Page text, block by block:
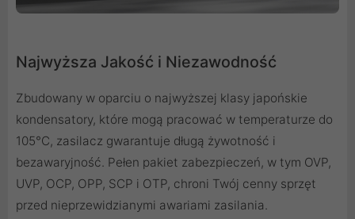
Najwyższa Jakość i Niezawodność
Zbudowany w oparciu o najwyższej klasy japońskie
kondensatory, które mogą pracować w temperaturze do
105°C, zasilacz gwarantuje długą żywotność i
bezawaryjność. Pełen pakiet zabezpieczeń, w tym OVP,
UVP, OCP, OPP, SCP i OTP, chroni Twój cenny sprzęt
przed nieprzewidzianymi awariami zasilania.